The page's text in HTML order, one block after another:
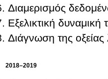
Διαμερισμός
Εξελικτική
Διάγνωση της οξείας
2018–2019